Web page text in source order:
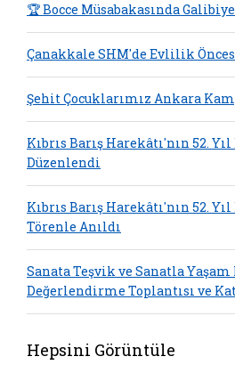
🏆 Bocce Müsabakasında
Çanakkale SHM'de Evlilik
Şehit Çocuklarımız Ankara
Kıbrıs Barış Harekâtı'nın 52.
Düzenlendi
Kıbrıs Barış Harekâtı'nın 52.
Törenle Anıldı
Sanata Teşvik ve Sanatla
Değerlendirme Toplantısı ve
Hepsini Görüntüle